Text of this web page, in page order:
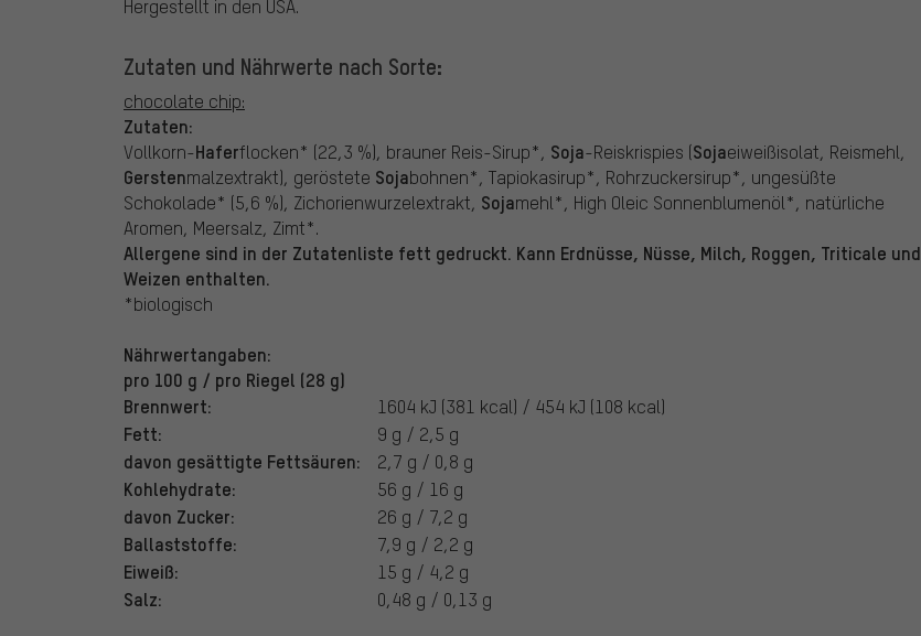
Hergestellt in den USA.
Zutaten und Nährwerte nach Sorte:
chocolate chip:
Zutaten:
Vollkorn-Haferflocken* (22,3 %), brauner Reis-Sirup*, Soja-Reiskrispies (Sojaeiweißisolat, Reismehl,
Gerstenmalzextrakt), geröstete Sojabohnen*, Tapiokasirup*, Rohrzuckersirup*, ungesüßte
Schokolade* (5,6 %), Zichorienwurzelextrakt, Sojamehl*, High Oleic Sonnenblumenöl*, natürliche
Aromen, Meersalz, Zimt*.
Allergene sind in der Zutatenliste fett gedruckt. Kann Erdnüsse, Nüsse, Milch, Roggen, Triticale und
Weizen enthalten.
*biologisch
Nährwertangaben:
pro 100 g / pro Riegel (28 g)
Brennwert:
1604 kJ (381 kcal) / 454 kJ (108 kcal)
Fett: 9 g / 2,5 g
davon gesättigte Fettsäuren: 2,7 g / 0,8 g
Kohlehydrate: 56 g / 16 g
davon Zucker: 26 g / 7,2 g
Ballaststoffe: 7,9 g / 2,2 g
Eiweiß: 15 g / 4,2 g
Salz: 0,48 g / 0,13 g